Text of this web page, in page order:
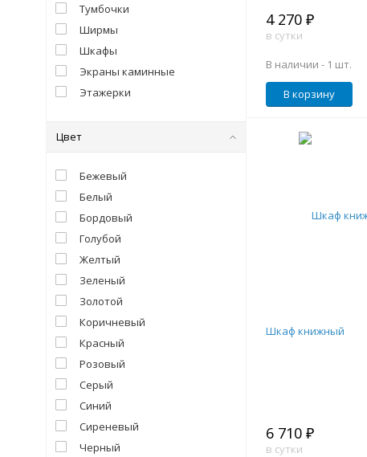
Тумбочки
Ширмы
Шкафы
Экраны каминные
Этажерки
Цвет
Бежевый
Белый
Бордовый
Голубой
Желтый
Зеленый
Золотой
Коричневый
Красный
Розовый
Серый
Синий
Сиреневый
Черный
4 270 ₽
в сутки
В наличии - 1 шт.
В корзину
Шкаф книжный
6 710 ₽
в сутки